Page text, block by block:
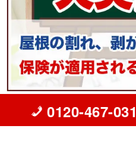
0120-467-031